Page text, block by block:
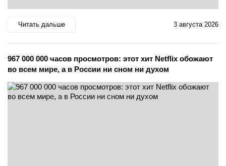
Читать дальше 3 августа 2026
967 000 000 часов просмотров: этот хит Netflix обожают
во всем мире, а в России ни сном ни духом